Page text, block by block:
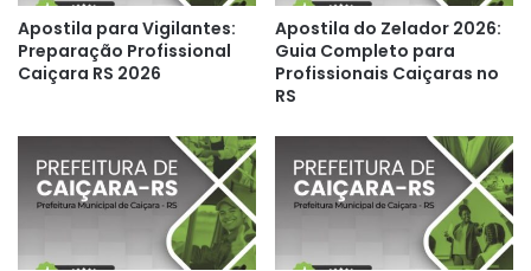
Apostila para Vigilantes:
Preparação Profissional
Caiçara RS 2026
Apostila do Zelador 2026:
Guia Completo para
Profissionais Caiçaras no
RS